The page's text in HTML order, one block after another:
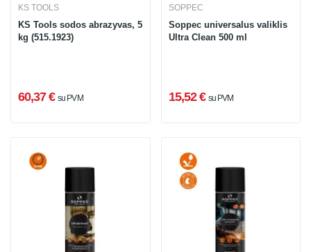
KS TOOLS
KS Tools sodos abrazyvas, 5
kg (515.1923)
60,37 € su PVM
SOPPEC
Soppec universalus valiklis
Ultra Clean 500 ml
15,52 € su PVM